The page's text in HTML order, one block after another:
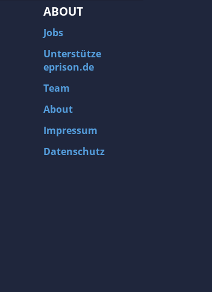
ABOUT
Jobs
Unterstütze
eprison.de
Team
About
Impressum
Datenschutz